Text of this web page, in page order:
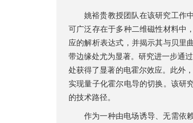
姚裕贵教授团队在该研究工作
可广泛存在于多种二维磁性材料中
应的解析表达式，并揭示其与贝里
带边缘处尤为显著。研究进一步通
处获得了显著的电霍尔效应。此外
实现量子化霍尔电导的切换。该研
的技术路径。
作为一种由电场诱导、无需依